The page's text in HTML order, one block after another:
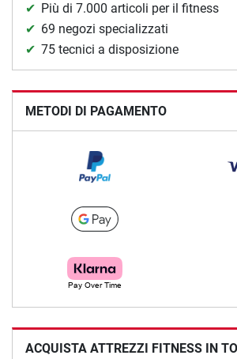
Più di 7.000 articoli per il fitness
69 negozi specializzati
75 tecnici a disposizione
METODI DI PAGAMENTO
ACQUISTA ATTREZZI FITNESS IN